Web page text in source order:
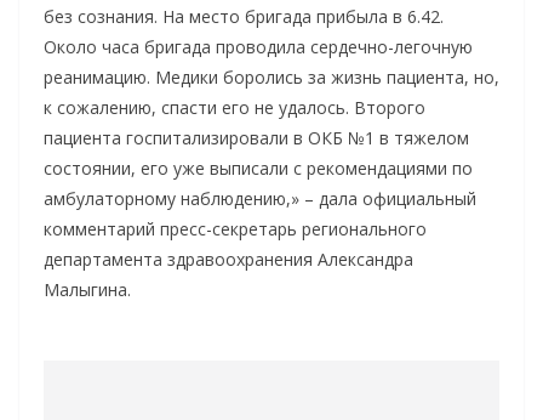
без сознания. На место бригада прибыла в 6.42.
Около часа бригада проводила сердечно-легочную
реанимацию. Медики боролись за жизнь пациента, но,
к сожалению, спасти его не удалось. Второго
пациента госпитализировали в ОКБ №1 в тяжелом
состоянии, его уже выписали с рекомендациями по
амбулаторному наблюдению,» – дала официальный
комментарий пресс-секретарь регионального
департамента здравоохранения Александра
Малыгина.